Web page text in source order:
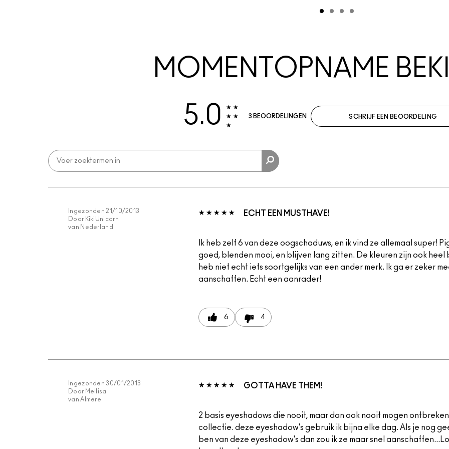
MOMENTOPNAME
5.0
3 BEOORDELINGEN SCHRIJF EEN BEOORDELING
ECHT EEN MUSTHAVE!
Ingezonden 21/10/2013
Door KikiUnicorn
van Nederland
Ik heb zelf 6 van deze oogschaduws, en ik vind ze allemaal super!
goed, blenden mooi, en blijven lang zitten. De kleuren zijn ook heel
heb niet echt iets soortgelijks van een ander merk. Ik ga er zeker
aanschaffen. Echt een aanrader!
6 4
GOTTA HAVE THEM!
Ingezonden30/01/2013
Door Mellisa
van Almere
2 basis eyeshadows die nooit, maar dan ook nooit mogen
collectie. deze eyeshadow's gebruik ik bijna elke dag. Als je nog
ben van deze eyeshadow's dan zou ik ze maar snel